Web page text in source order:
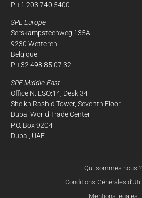
P +1 203.740.5400
SPE Europe
Serskampsteenweg 135A
9230 Wetteren
Belgique
P +32 498 85 07 32
SPE Middle East
Office N. ESO:14, Desk 34
Sheikh Rashid Tower, Seventh Floor
Dubai World Trade Center
P.O. Box 9204
Dubai, UAE
Qui sommes nous ?
Conditions Générales
Mentions légales